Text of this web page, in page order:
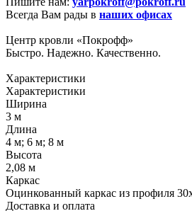
Всегда Вам рады в наших офисах
Центр кровли «Покрофф»
Быстро. Надежно. Качественно.
Характеристики
Характеристики
Ширина
3 м
Длина
4 м; 6 м; 8 м
Высота
2,08 м
Каркас
Оцинкованный каркас из профиля
Доставка и оплата